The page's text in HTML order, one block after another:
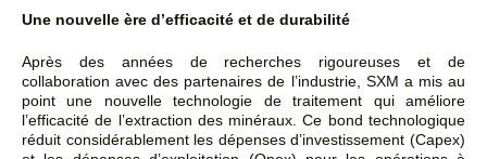
Une nouvelle ère d’efficacité et de durabilité
Après des années de recherches rigoureuses et de
collaboration avec des partenaires de l’industrie, SXM a mis au
point une nouvelle technologie de traitement qui améliore
l’efficacité de l’extraction des minéraux. Ce bond technologique
réduit considérablement les dépenses d’investissement (Capex)